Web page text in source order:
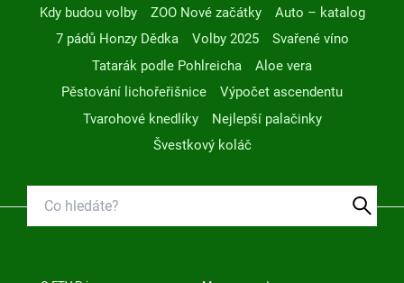
Kdy budou volby
ZOO Nové začátky
Auto – katalog
7 pádů Honzy Dědka
Volby 2025
Svařené víno
Tatarák podle Pohlreicha
Aloe vera
Pěstování lichořeřišnice
Výpočet ascendentu
Tvarohové knedlíky
Nejlepší palačinky
Švestkový koláč